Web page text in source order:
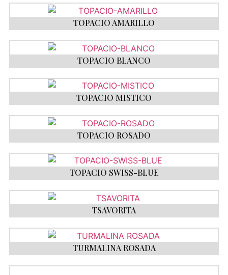
TOPACIO AMARILLO
TOPACIO BLANCO
TOPACIO MISTICO
TOPACIO ROSADO
TOPACIO SWISS-BLUE
TSAVORITA
TURMALINA ROSADA